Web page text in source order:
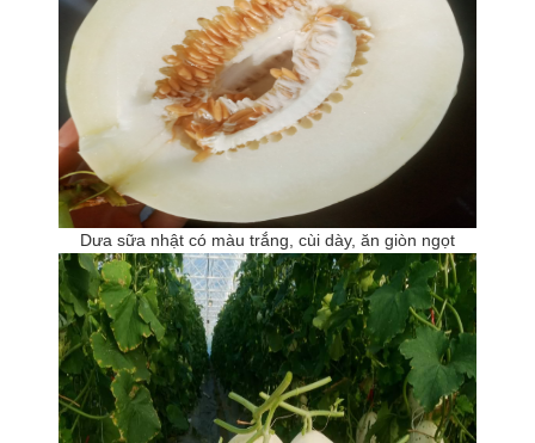
Dưa sữa nhật có màu trắng, cùi dày, ăn giòn ngọt